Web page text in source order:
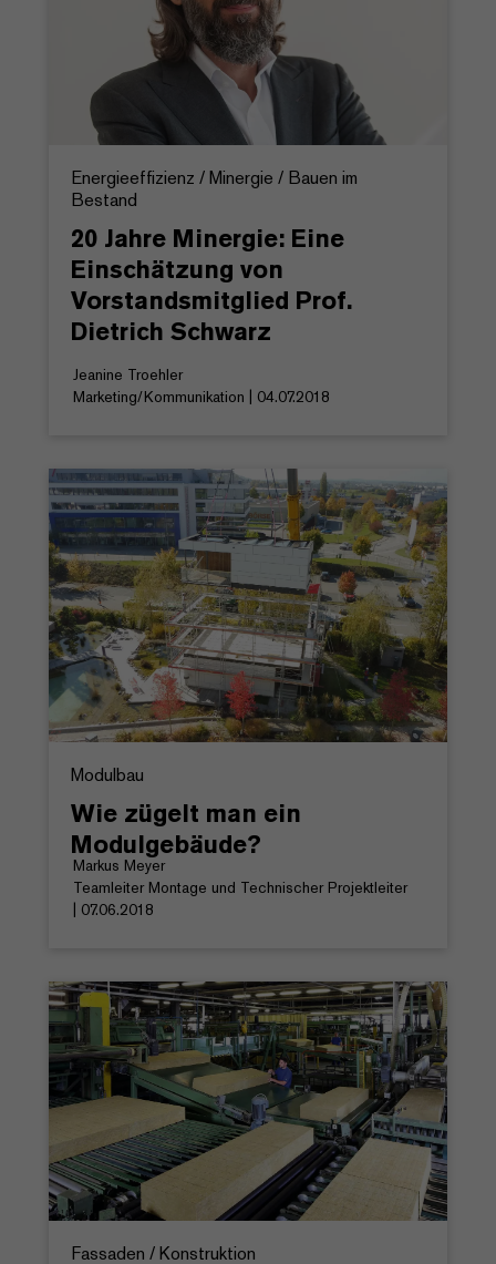
Energieeffizienz / Minergie / Bauen im
Bestand
20 Jahre Minergie: Eine
Einschätzung von
Vorstandsmitglied Prof.
Dietrich Schwarz
Jeanine Troehler
Marketing/Kommunikation | 04.07.2018
Modulbau
Wie zügelt man ein
Modulgebäude?
Markus Meyer
Teamleiter Montage und Technischer Projektleiter
| 07.06.2018
Fassaden / Konstruktion